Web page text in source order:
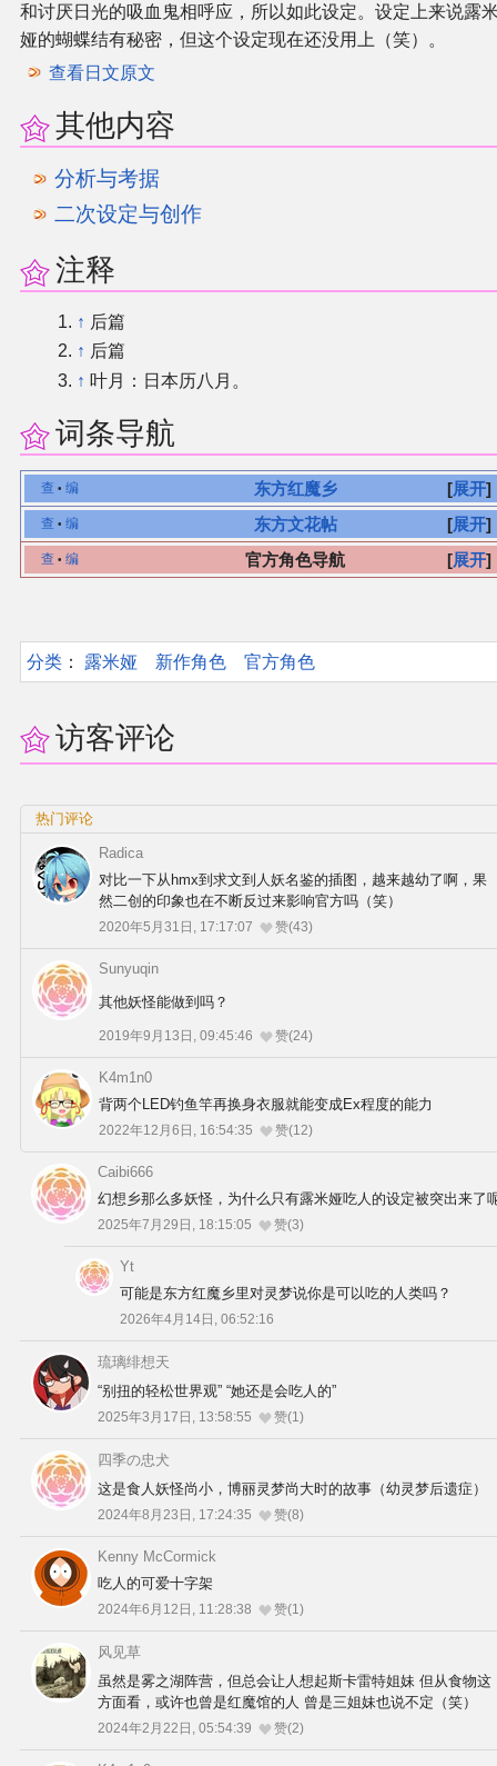
和讨厌日光的吸血鬼相呼应，所以如此设定。设定上来说露
娅的蝴蝶结有秘密，但这个设定现在还没用上（笑）。
查看日文原文
其他内容
分析与考据
二次设定与创作
注释
↑ 后篇
↑ 后篇
↑ 叶月：日本历八月。
词条导航
展开
查 • 编
东方红魔乡
展开
查 • 编
东方文花帖
展开
查 • 编 官方角色导航
分类 ：​ 露米娅 新作角色 官方角色
访客评论
热门评论
Radica
对比一下从hmx到求文到人妖名鉴的插图，越来越幼了啊，果
然二创的印象也在不断反过来影响官方吗（笑）
2020年5月31日, 17:17:07 赞(43)
Sunyuqin
其他妖怪能做到吗？
2019年9月13日, 09:45:46 赞(24)
K4m1n0
背两个LED钓鱼竿再换身衣服就能变成Ex程度的能力
2022年12月6日, 16:54:35 赞(12)
Caibi666
幻想乡那么多妖怪，为什么只有露米娅吃人的设定被突出来了
2025年7月29日, 18:15:05 赞(3)
Yt
可能是东方红魔乡里对灵梦说你是可以吃的人类吗？
2026年4月14日, 06:52:16
琉璃绯想天
“别扭的轻松世界观” “她还是会吃人的”
2025年3月17日, 13:58:55 赞(1)
四季の忠犬
这是食人妖怪尚小，博丽灵梦尚大时的故事（幼灵梦后遗症）
2024年8月23日, 17:24:35 赞(8)
Kenny McCormick
吃人的可爱十字架
2024年6月12日, 11:28:38 赞(1)
风见草
虽然是雾之湖阵营，但总会让人想起斯卡雷特姐妹 但从食物这
方面看，或许也曾是红魔馆的人 曾是三姐妹也说不定（笑）
2024年2月22日, 05:54:39 赞(2)